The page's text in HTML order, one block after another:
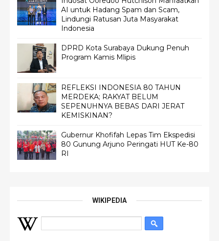
AI untuk Hadang Spam dan Scam,
Lindungi Ratusan Juta Masyarakat
Indonesia
DPRD Kota Surabaya Dukung Penuh
Program Kamis Mlipis
REFLEKSI INDONESIA 80 TAHUN
MERDEKA; RAKYAT BELUM
SEPENUHNYA BEBAS DARI JERAT
KEMISKINAN?
Gubernur Khofifah Lepas Tim Ekspedisi
80 Gunung Arjuno Peringati HUT Ke-80
RI
WIKIPEDIA